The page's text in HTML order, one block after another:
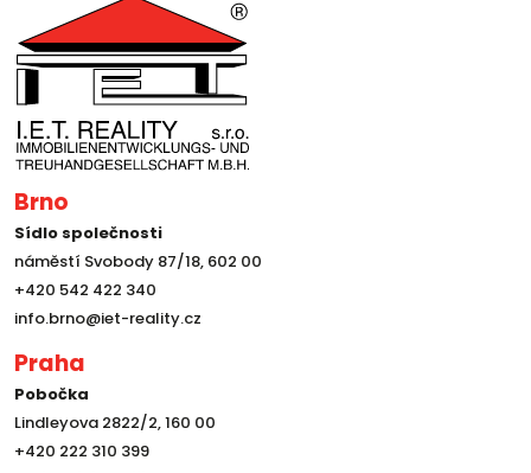
Brno
Sídlo společnosti
náměstí Svobody 87/18, 602 00
+420 542 422 340
info.brno@iet-reality.cz
Praha
Pobočka
Lindleyova 2822/2, 160 00
+420 222 310 399